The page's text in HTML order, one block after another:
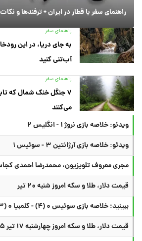
راهنمای سفر با قطار در ایران + ترفندها و
راهنمای سفر
به جای دریا، در این
آب‌تنی کنید
راهنمای سفر
۷ جنگل خنک شمال که
می‌کنند
ویدئو: خلاصه بازی نروژ ۱ - انگلیس ۲
ویدئو: خلاصه بازی آرژانتین ۳ - سوئیس ۱
مجری معروف تلویزیون، محمدرضا احمدی
قیمت دلار، طلا و سکه امروز شنبه ۲۰ تیر
ببینید؛ خلاصه بازی سوئیس ۰ (۴) - کلمبیا ۰ (۳) در جام جهانی
قیمت دلار، طلا و سکه امروز چهارشنبه ۱۷ تیر ۱۴۰۵